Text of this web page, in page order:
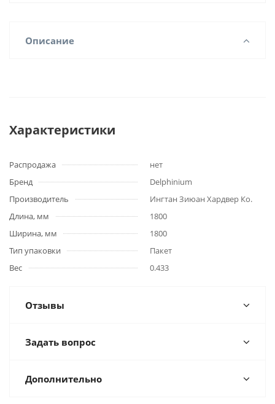
Описание
Характеристики
Распродажа
нет
Бренд
Delphinium
Производитель
Ингтан Зиюан Хардвер Ко.
Длина, мм
1800
Ширина, мм
1800
Тип упаковки
Пакет
Вес
0.433
Отзывы
Задать вопрос
Дополнительно